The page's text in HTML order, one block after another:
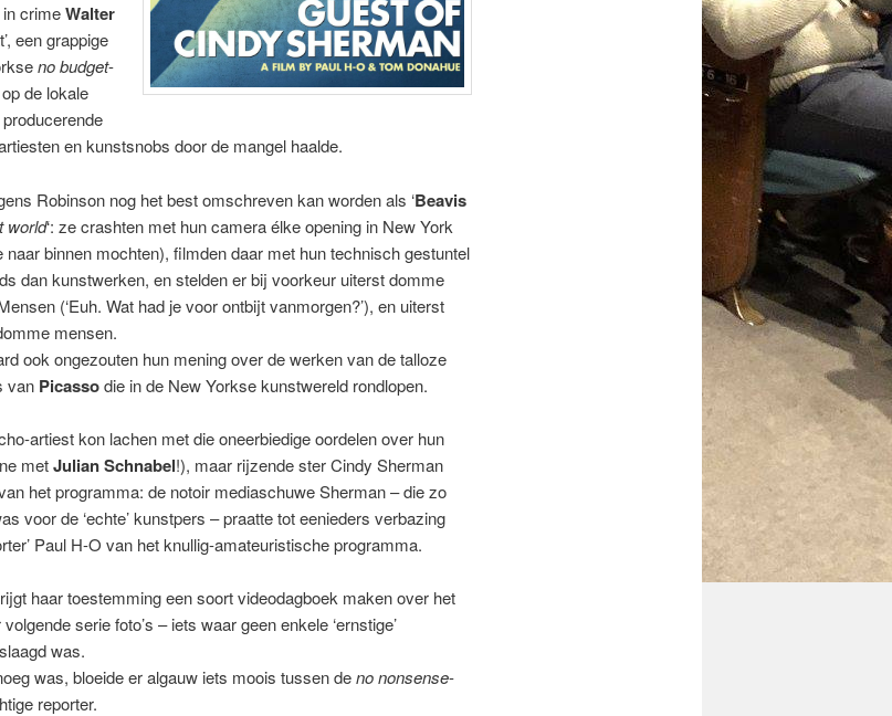
crimeWalter
een grappige
no budget-
de lokale
en kunstsnobs door de mangel haalde.
Robinson nog het best omschreven kan worden als ‘Beavis
world‘: ze crashten met hun camera élke opening in New York
naar binnen mochten), filmden daar met hun technisch gestuntel
dan kunstwerken, en stelden er bij voorkeur uiterst domme
(‘Euh. Wat had je voor ontbijt vanmorgen?’), en uiterst
mensen.
ook ongezouten hun mening over de werken van de talloze
van Picassodie in de New Yorkse kunstwereld rondlopen.
artiest kon lachen met die oneerbiedige oordelen over hun
metJulian Schnabel!), maar rijzende ster Cindy Sherman
het programma: de notoir mediaschuwe Sherman – die zo
voor de ‘echte’ kunstpers – praatte tot eenieders verbazing
Paul H-O van het knullig-amateuristische programma.
haar toestemming een soort videodagboek maken over het
serie foto’s – iets waar geen enkele ‘ernstige’
was.
was, bloeide er algauw iets moois tussen deno nonsense-
reporter.